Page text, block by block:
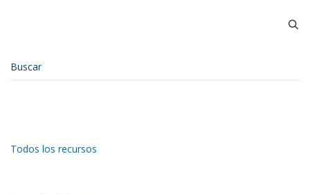
Todos los recursos